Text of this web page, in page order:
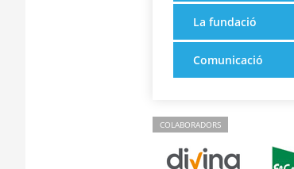
La fundació
Comunicació
COLABORADORS